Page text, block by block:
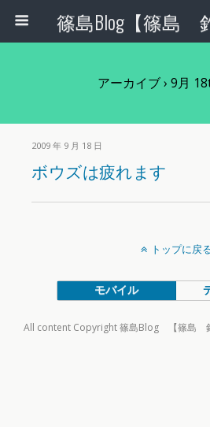
アーカイブ › 9月
2009 年 9 月 18 日
ボウズは疲れます
トップに戻
モバイル
All content Copyright 篠島Blog 【篠島 釣